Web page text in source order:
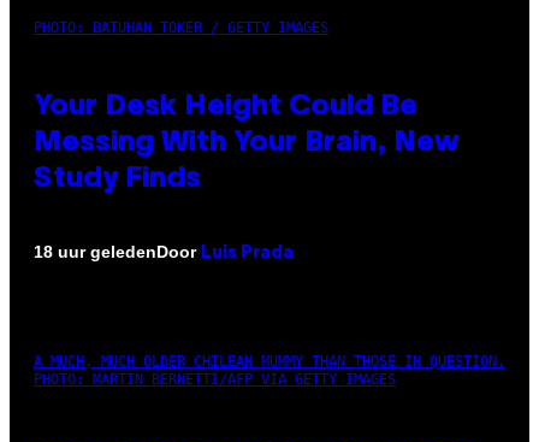
PHOTO: BATUHAN TOKER / GETTY IMAGES
Your Desk Height Could Be
Messing With Your Brain, New
Study Finds
18 uur geledenDoor Luis Prada
A MUCH, MUCH OLDER CHILEAN MUMMY THAN THOSE IN QUESTION.
PHOTO: MARTIN BERNETTI/AFP VIA GETTY IMAGES